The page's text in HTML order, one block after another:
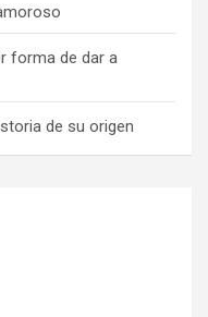
forma de dar a
de su origen